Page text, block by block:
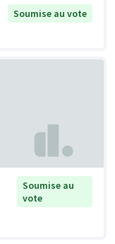
Soumise au vote
Soumise au
vote